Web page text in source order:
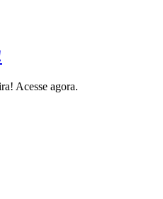
Acesse agora.